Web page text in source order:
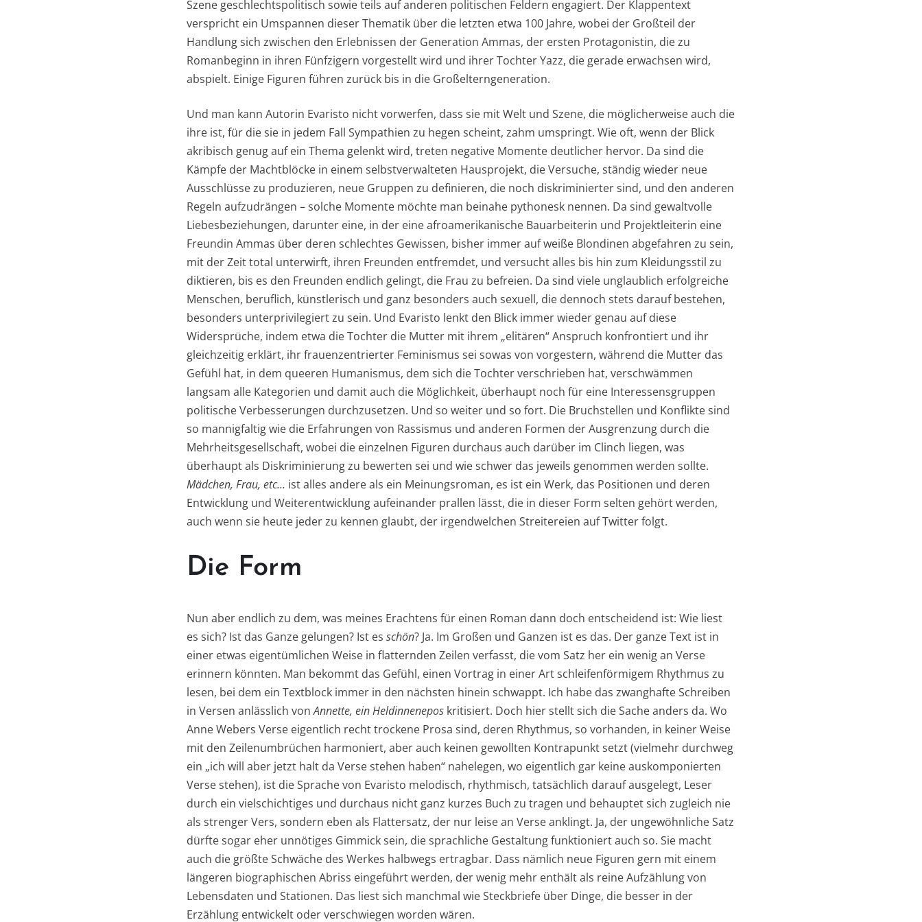
Szene geschlechtspolitisch sowie teils auf anderen politischen Feldern engagiert. Der Klappentext
verspricht ein Umspannen dieser Thematik über die letzten etwa 100 Jahre, wobei der Großteil der
Handlung sich zwischen den Erlebnissen der Generation Ammas, der ersten Protagonistin, die zu
Romanbeginn in ihren Fünfzigern vorgestellt wird und ihrer Tochter Yazz, die gerade erwachsen wird,
abspielt. Einige Figuren führen zurück bis in die Großelterngeneration.
Und man kann Autorin Evaristo nicht vorwerfen, dass sie mit Welt und Szene, die möglicherweise auch die
ihre ist, für die sie in jedem Fall Sympathien zu hegen scheint, zahm umspringt. Wie oft, wenn der Blick
akribisch genug auf ein Thema gelenkt wird, treten negative Momente deutlicher hervor. Da sind die
Kämpfe der Machtblöcke in einem selbstverwalteten Hausprojekt, die Versuche, ständig wieder neue
Ausschlüsse zu produzieren, neue Gruppen zu definieren, die noch diskriminierter sind, und den anderen
Regeln aufzudrängen – solche Momente möchte man beinahe pythonesk nennen. Da sind gewaltvolle
Liebesbeziehungen, darunter eine, in der eine afroamerikanische Bauarbeiterin und Projektleiterin eine
Freundin Ammas über deren schlechtes Gewissen, bisher immer auf weiße Blondinen abgefahren zu sein,
mit der Zeit total unterwirft, ihren Freunden entfremdet, und versucht alles bis hin zum Kleidungsstil zu
diktieren, bis es den Freunden endlich gelingt, die Frau zu befreien. Da sind viele unglaublich erfolgreiche
Menschen, beruflich, künstlerisch und ganz besonders auch sexuell, die dennoch stets darauf bestehen,
besonders unterprivilegiert zu sein. Und Evaristo lenkt den Blick immer wieder genau auf diese
Widersprüche, indem etwa die Tochter die Mutter mit ihrem „elitären“ Anspruch konfrontiert und ihr
gleichzeitig erklärt, ihr frauenzentrierter Feminismus sei sowas von vorgestern, während die Mutter das
Gefühl hat, in dem queeren Humanismus, dem sich die Tochter verschrieben hat, verschwämmen
langsam alle Kategorien und damit auch die Möglichkeit, überhaupt noch für eine Interessensgruppen
politische Verbesserungen durchzusetzen. Und so weiter und so fort. Die Bruchstellen und Konflikte sind
so mannigfaltig wie die Erfahrungen von Rassismus und anderen Formen der Ausgrenzung durch die
Mehrheitsgesellschaft, wobei die einzelnen Figuren durchaus auch darüber im Clinch liegen, was
überhaupt als Diskriminierung zu bewerten sei und wie schwer das jeweils genommen werden sollte.
Mädchen, Frau, etc… ist alles andere als ein Meinungsroman, es ist ein Werk, das Positionen und deren
Entwicklung und Weiterentwicklung aufeinander prallen lässt, die in dieser Form selten gehört werden,
auch wenn sie heute jeder zu kennen glaubt, der irgendwelchen Streitereien auf Twitter folgt.
Die Form
Nun aber endlich zu dem, was meines Erachtens für einen Roman dann doch entscheidend ist: Wie liest
es sich? Ist das Ganze gelungen? Ist es schön? Ja. Im Großen und Ganzen ist es das. Der ganze Text ist in
einer etwas eigentümlichen Weise in flatternden Zeilen verfasst, die vom Satz her ein wenig an Verse
erinnern könnten. Man bekommt das Gefühl, einen Vortrag in einer Art schleifenförmigem Rhythmus zu
lesen, bei dem ein Textblock immer in den nächsten hinein schwappt. Ich habe das zwanghafte Schreiben
in Versen anlässlich vonAnnette, ein Heldinnenepos kritisiert. Doch hier stellt sich die Sache anders da. Wo
Anne Webers Verse eigentlich recht trockene Prosa sind, deren Rhythmus, so vorhanden, in keiner Weise
mit den Zeilenumbrüchen harmoniert, aber auch keinen gewollten Kontrapunkt setzt (vielmehr durchweg
ein „ich will aber jetzt halt da Verse stehen haben“ nahelegen, wo eigentlich gar keine auskomponierten
Verse stehen), ist die Sprache von Evaristo melodisch, rhythmisch, tatsächlich darauf ausgelegt, Leser
durch ein vielschichtiges und durchaus nicht ganz kurzes Buch zu tragen und behauptet sich zugleich nie
als strenger Vers, sondern eben als Flattersatz, der nur leise an Verse anklingt. Ja, der ungewöhnliche Satz
dürfte sogar eher unnötiges Gimmick sein, die sprachliche Gestaltung funktioniert auch so. Sie macht
auch die größte Schwäche des Werkes halbwegs ertragbar. Dass nämlich neue Figuren gern mit einem
längeren biographischen Abriss eingeführt werden, der wenig mehr enthält als reine Aufzählung von
Lebensdaten und Stationen. Das liest sich manchmal wie Steckbriefe über Dinge, die besser in der
Erzählung entwickelt oder verschwiegen worden wären.